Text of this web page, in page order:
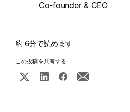
Co-founder & CEO
約 6分で読めます
この投稿を共有する